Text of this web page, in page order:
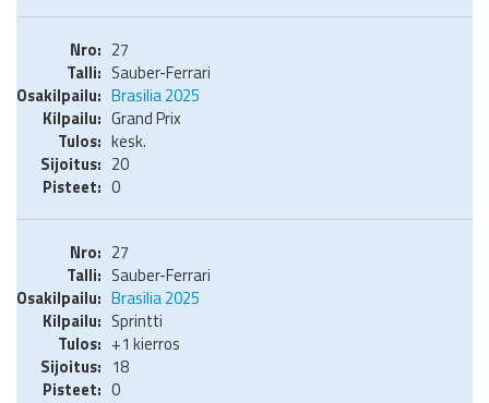
27
Sauber-Ferrari
Brasilia 2025
Grand Prix
kesk.
20
0
27
Sauber-Ferrari
Brasilia 2025
Sprintti
+1 kierros
18
0